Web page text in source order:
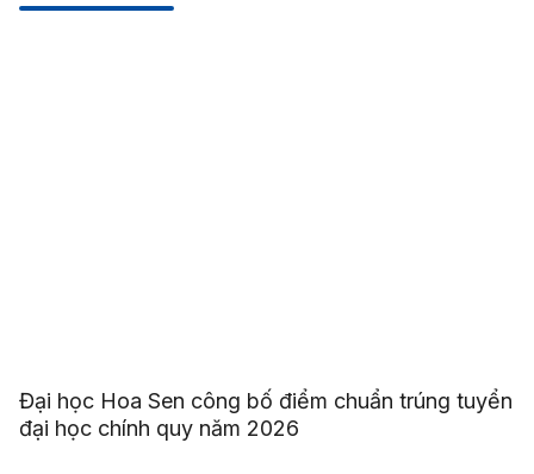
Đại học Hoa Sen công bố điểm chuẩn trúng tuyển
đại học chính quy năm 2026